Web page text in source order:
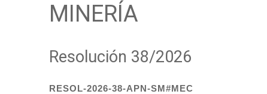
MINERÍA
Resolución 38/2026
RESOL-2026-38-APN-SM#MEC